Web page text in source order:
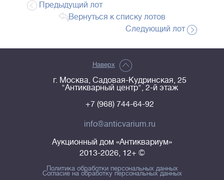
Предыдущий лот
Вернуться к списку лотов
Следующий лот
Наверх
г. Москва, Садовая-Кудринская, 25
"Антикварный центр", 2-й этаж
+7 (968) 744-64-92
info@anticvarium.ru
Аукционный дом «Антиквариум»
2013-2026, 12+ ©
Политика обработки персональных данных
Согласие на обработку персональных данных